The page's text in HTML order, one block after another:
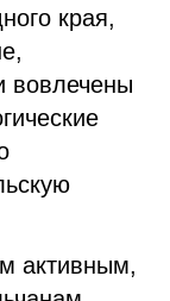
края,
вовлечены
активным,